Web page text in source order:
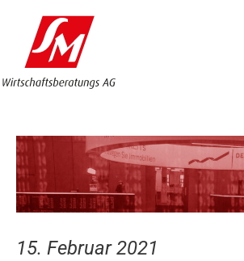
springen
15. Februar 2021